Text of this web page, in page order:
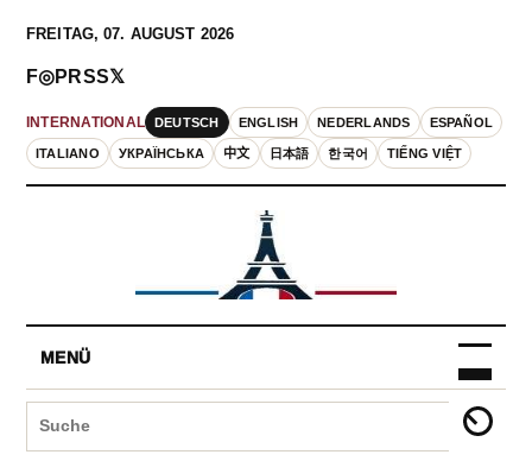
FREITAG, 07. AUGUST 2026
INTERNATIONAL DEUTSCH ENGLISH NEDERLANDS ESPAÑOL
ITALIANO УКРАЇНСЬКА 中文 日本語 한국어 TIẾNG VIỆT
F◎PRSS𝕏
MENÜ